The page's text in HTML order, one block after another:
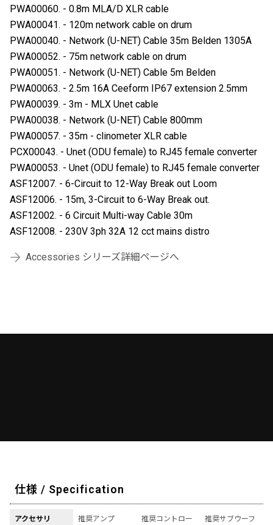
PWA00060. - 0.8m MLA/D XLR cable
PWA00041. - 120m network cable on drum
PWA00040. - Network (U-NET) Cable 35m Belden 1305A
PWA00052. - 75m network cable on drum
PWA00051. - Network (U-NET) Cable 5m Belden
PWA00063. - 2.5m 16A Ceeform IP67 extension 2.5mm
PWA00039. - 3m - MLX Unet cable
PWA00038. - Network (U-NET) Cable 800mm
PWA00057. - 35m - clinometer XLR cable
PCX00043. - Unet (ODU female) to RJ45 female converter
PWA00053. - Unet (ODU female) to RJ45 female converter
ASF12007. - 6-Circuit to 12-Way Break out Loom
ASF12006. - 15m, 3-Circuit to 6-Way Break out.
ASF12002. - 6 Circuit Multi-way Cable 30m
ASF12008. - 230V 3ph 32A 12 cct mains distro
Accessories シリーズ詳細ページへ
仕様 / Specification
アクセサリ 推奨アンプ
推奨コントロー
推奨サブウーフ